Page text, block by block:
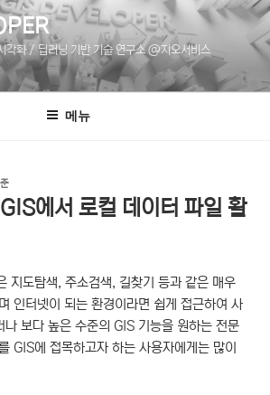
각화 / 딥러닝 기반 기술 연구소 @지오서비스
메뉴
에서 로컬 데이터 파일 활
지도탐색, 주소검색, 길찾기 등과 같은 매우
인터넷이 되는 환경이라면 쉽게 접근하여 사
나 보다 높은 수준의 GIS 기능을 원하는 전문
GIS에 접목하고자 하는 사용자에게는 많이